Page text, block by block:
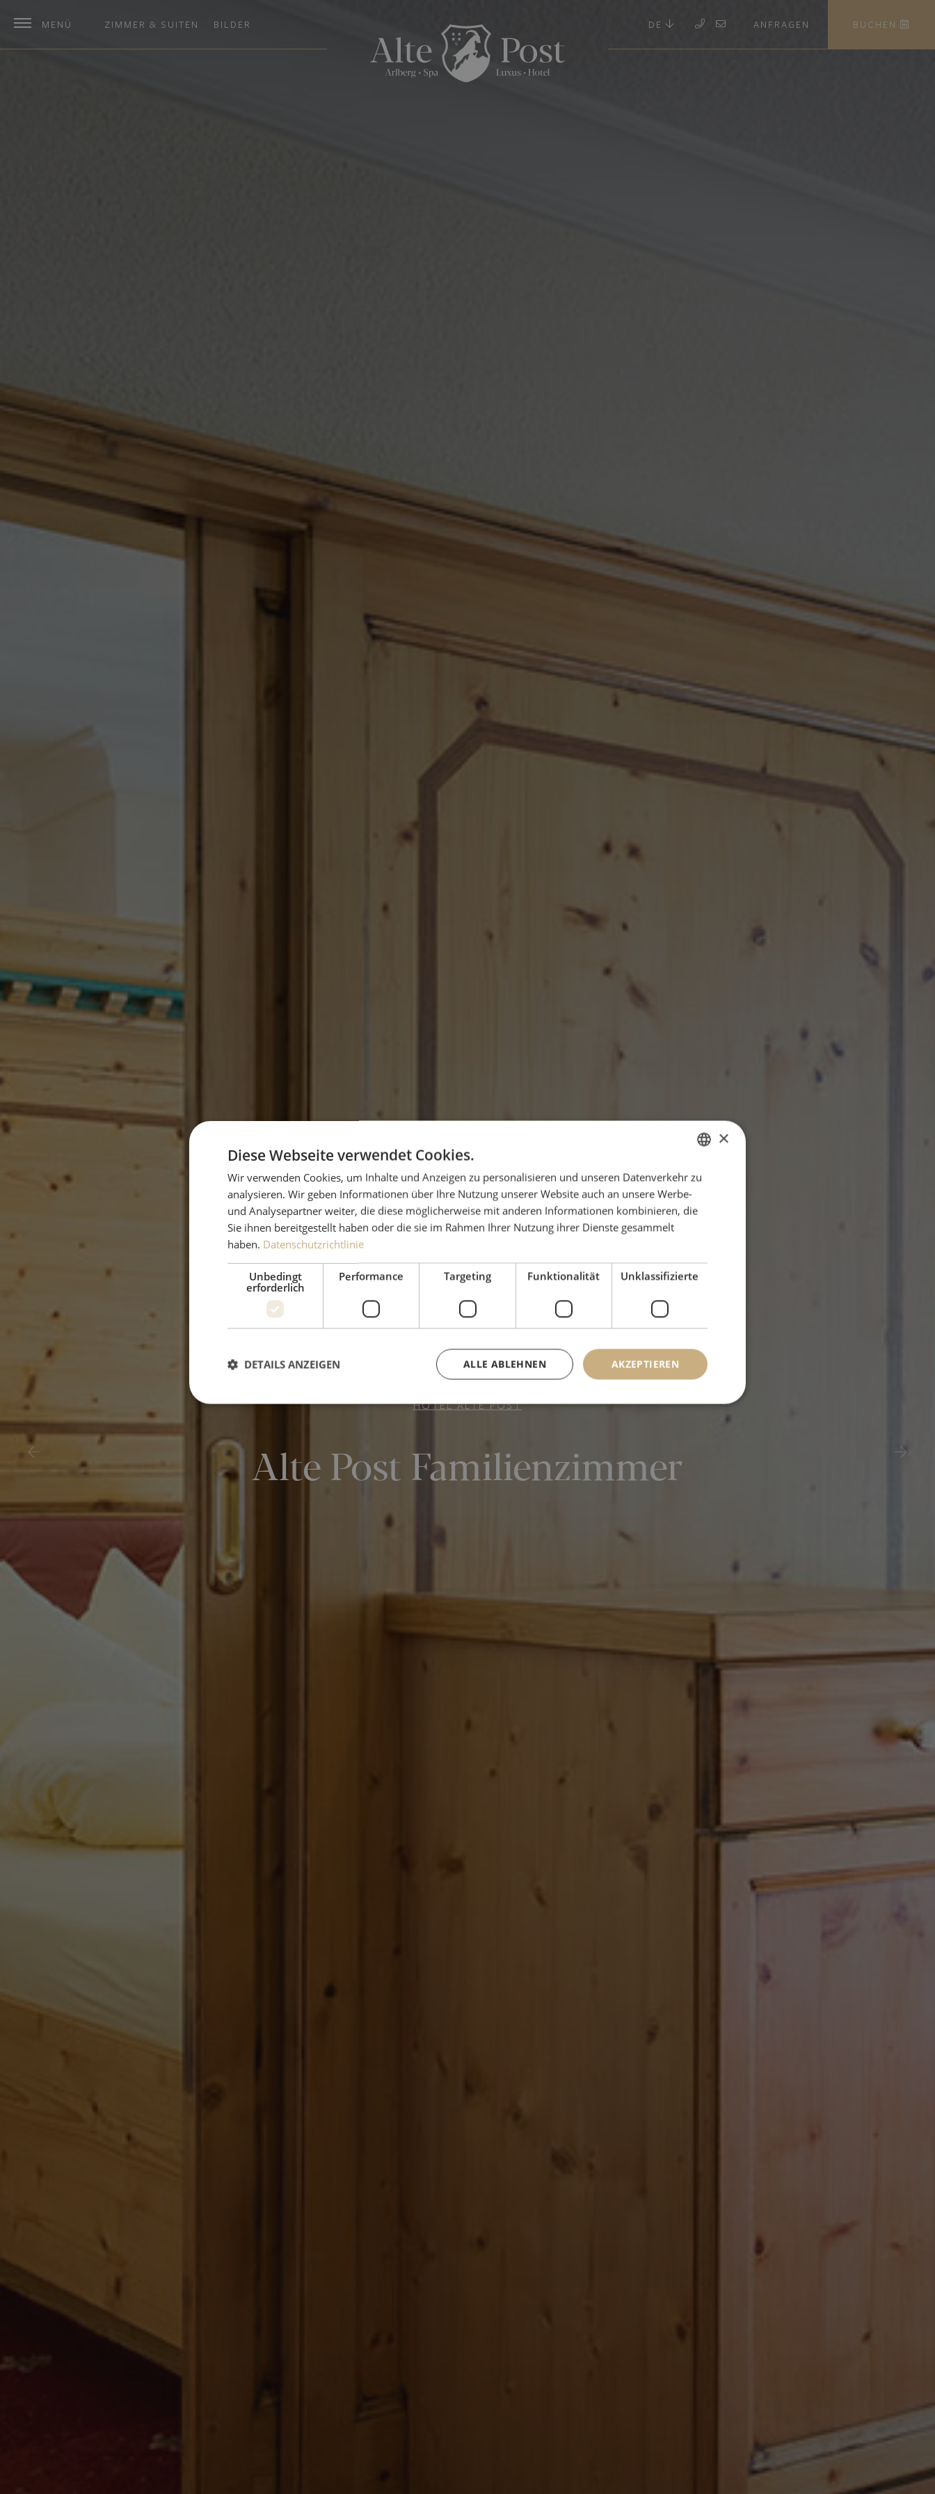
MENÜ ZIMMER & SUITEN BILDER DE ANFRAGEN BUCHEN
HOTEL ALTE POST
Alte Post Familienzimmer
GERMAN
ENGLISH
×
Diese Webseite verwendet Cookies.
Wir verwenden Cookies, um Inhalte und Anzeigen zu personalisieren und unseren Datenverkehr zu
analysieren. Wir geben Informationen über Ihre Nutzung unserer Website auch an unsere Werbe-
und Analysepartner weiter, die diese möglicherweise mit anderen Informationen kombinieren, die
Sie ihnen bereitgestellt haben oder die sie im Rahmen Ihrer Nutzung ihrer Dienste gesammelt
haben. Datenschutzrichtlinie
Unbedingt
erforderlich
Performance Targeting Funktionalität Unklassifizierte
AKZEPTIEREN
ALLE ABLEHNEN
DETAILS ANZEIGEN